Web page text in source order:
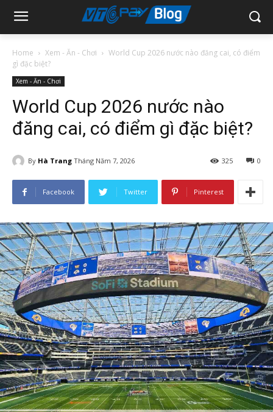
Home Xem - Ăn - Chơi
World Cup 2026 nước nào đăng cai, có điểm
gì đặc biệt?
Xem - Ăn - Chơi
World Cup 2026 nước nào
đăng cai, có điểm gì đặc biệt?
By Hà Trang Tháng Năm 7, 2026 0
325
Facebook Twitter Pinterest